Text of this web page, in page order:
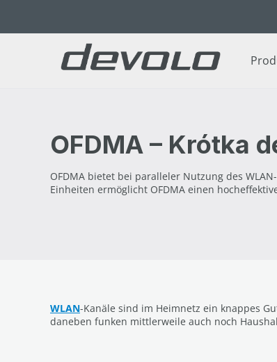
OFDMA – Krótka
OFDMA bietet bei paralleler Nutzung des
Einheiten ermöglicht OFDMA einen
WLAN-Kanäle sind im Heimnetz ein knappes
daneben funken mittlerweile auch noch